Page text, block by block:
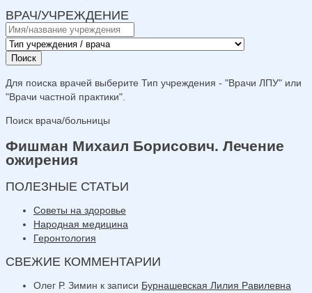
ВРАЧ/УЧРЕЖДЕНИЕ
Поиск
Для поиска врачей выберите Тип учреждения - "Врачи ЛПУ" или
"Врачи частной практики".
Поиск врача/больницы
Фишман Михаил Борисович. Лечение
ожирения
ПОЛЕЗНЫЕ СТАТЬИ
Советы на здоровье
Народная медицина
Геронтология
СВЕЖИЕ КОММЕНТАРИИ
Олег Р. Зимин к записи Бурнашевская Лилия Равилевна